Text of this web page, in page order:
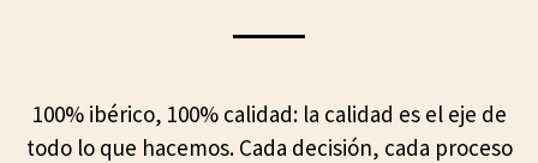
100% ibérico, 100% calidad: la calidad es el eje de
todo lo que hacemos. Cada decisión, cada proceso